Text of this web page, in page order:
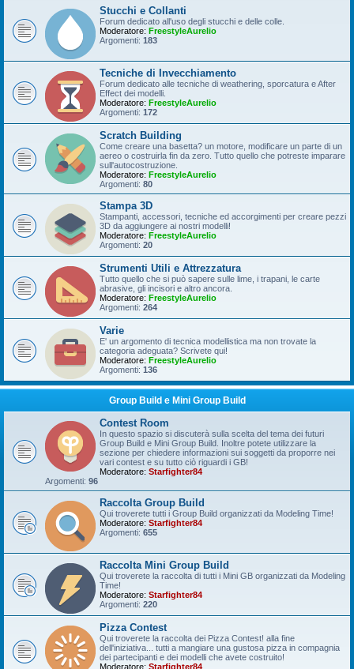
Stucchi e Collanti
Forum dedicato all'uso degli stucchi e delle colle.
Moderatore: FreestyleAurelio
Argomenti: 183
Tecniche di Invecchiamento
Forum dedicato alle tecniche di weathering, sporcatura e After
Effect dei modelli.
Moderatore: FreestyleAurelio
Argomenti: 172
Scratch Building
Come creare una basetta? un motore, modificare un parte di un
aereo o costruirla fin da zero. Tutto quello che potreste imparare
sull'autocostruzione.
Moderatore: FreestyleAurelio
Argomenti: 80
Stampa 3D
Stampanti, accessori, tecniche ed accorgimenti per creare pezzi
3D da aggiungere ai nostri modelli!
Moderatore: FreestyleAurelio
Argomenti: 20
Strumenti Utili e Attrezzatura
Tutto quello che si può sapere sulle lime, i trapani, le carte
abrasive, gli incisori e altro ancora.
Moderatore: FreestyleAurelio
Argomenti: 264
Varie
E' un argomento di tecnica modellistica ma non trovate la
categoria adeguata? Scrivete qui!
Moderatore: FreestyleAurelio
Argomenti: 136
Group Build e Mini Group Build
Contest Room
In questo spazio si discuterà sulla scelta del tema dei futuri
Group Build e Mini Group Build. Inoltre potete utilizzare la
sezione per chiedere informazioni sui soggetti da proporre nei
vari contest e su tutto ciò riguardi i GB!
Moderatore: Starfighter84
Argomenti: 96
Raccolta Group Build
Qui troverete tutti i Group Build organizzati da Modeling Time!
Moderatore: Starfighter84
Argomenti: 655
Raccolta Mini Group Build
Qui troverete la raccolta di tutti i Mini GB organizzati da Modeling
Time!
Moderatore: Starfighter84
Argomenti: 220
Pizza Contest
Qui troverete la raccolta dei Pizza Contest! alla fine
dell'iniziativa... tutti a mangiare una gustosa pizza in compagnia
dei partecipanti e dei modelli che avete costruito!
Moderatore: Starfighter84